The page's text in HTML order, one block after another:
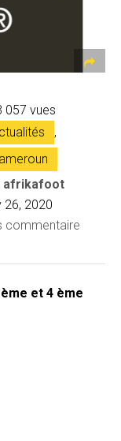
057 vues
,
afrikafoot
26, 2020
commentaire
et 4 ème